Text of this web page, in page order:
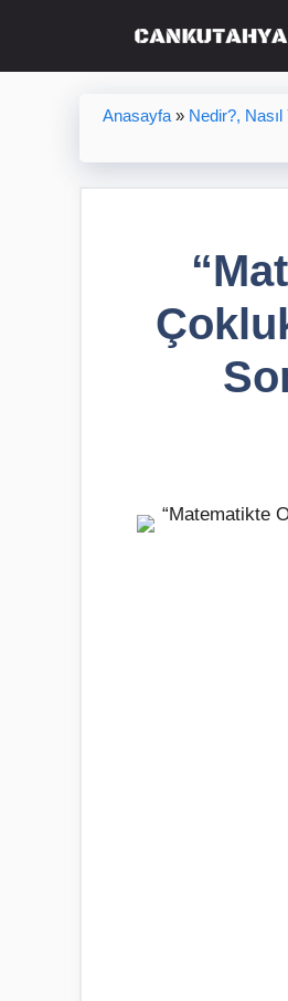
Anasayfa» Nedir?, Nasıl